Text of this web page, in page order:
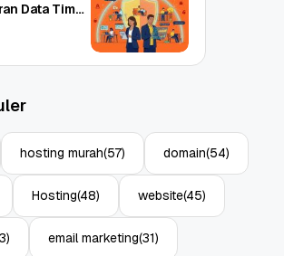
Data Tim
hosting murah(57) domain(54)
Hosting(48) website(45)
email marketing(31)